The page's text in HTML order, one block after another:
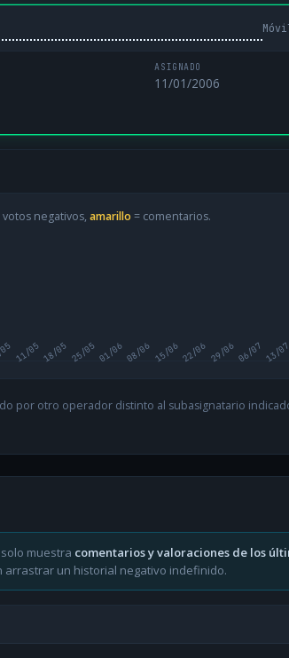
ASIGNADO
11/01/2006
votos negativos, amarillo = comentarios.
11/0518/05 25/0501/0608/06 15/0622/06 29/0606/07 13/07
por otro operador distinto al subasignatario
muestra comentarios y valoraciones de los
un historial negativo indefinido.